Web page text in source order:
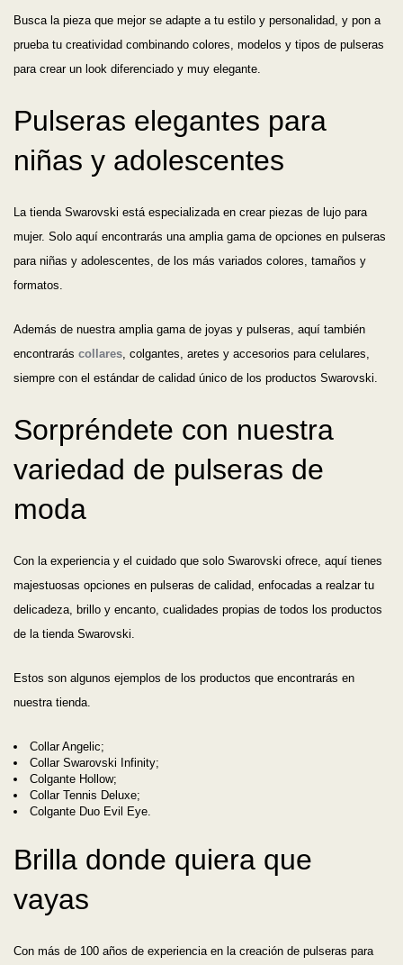
Busca la pieza que mejor se adapte a tu estilo y personalidad, y pon a
prueba tu creatividad combinando colores, modelos y tipos de pulseras
para crear un look diferenciado y muy elegante.
Pulseras elegantes para
niñas y adolescentes
La tienda Swarovski está especializada en crear piezas de lujo para
mujer. Solo aquí encontrarás una amplia gama de opciones en pulseras
para niñas y adolescentes, de los más variados colores, tamaños y
formatos.
Además de nuestra amplia gama de joyas y pulseras, aquí también
encontrarás collares , colgantes, aretes y accesorios para celulares,
siempre con el estándar de calidad único de los productos Swarovski.
Sorpréndete con nuestra
variedad de pulseras de
moda
Con la experiencia y el cuidado que solo Swarovski ofrece, aquí tienes
majestuosas opciones en pulseras de calidad, enfocadas a realzar tu
delicadeza, brillo y encanto, cualidades propias de todos los productos
de la tienda Swarovski.
Estos son algunos ejemplos de los productos que encontrarás en
nuestra tienda.
Collar Angelic;
Collar Swarovski Infinity;
Colgante Hollow;
Collar Tennis Deluxe;
Colgante Duo Evil Eye.
Brilla donde quiera que
vayas
Con más de 100 años de experiencia en la creación de pulseras para